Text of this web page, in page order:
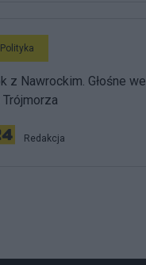
Polityka
z Nawrockim. Głośne
Trójmorza
Redakcja